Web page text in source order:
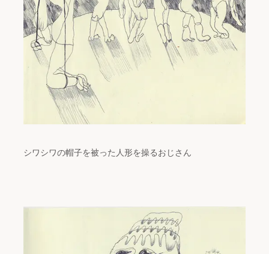
シワシワの帽子を被った人形を操るおじさん